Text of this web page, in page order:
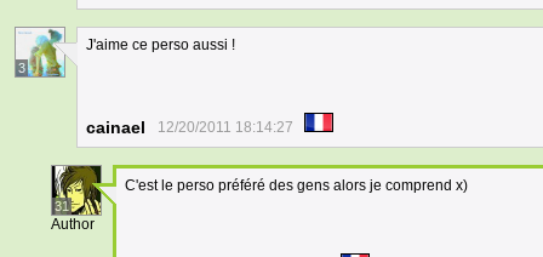
3
J'aime ce perso aussi !
cainael 12/20/2011 18:14:27
31
Author
C'est le perso préféré des gens alors je comprend x)